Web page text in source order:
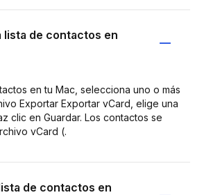
lista de contactos en
en tu Mac, selecciona uno o más
Exportar Exportar vCard, elige una
clic en Guardar. Los contactos se
vCard (.
de contactos en